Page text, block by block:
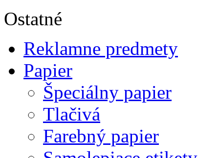
Ostatné
Reklamne predmety
Papier
Špeciálny papier
Tlačivá
Farebný papier